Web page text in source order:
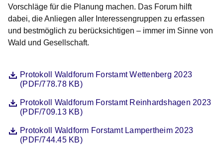
Vorschläge für die Planung machen. Das Forum hilft
dabei, die Anliegen aller Interessengruppen zu erfassen
und bestmöglich zu berücksichtigen – immer im Sinne von
Wald und Gesellschaft.
DateiProtokoll Waldforum Forstamt Wettenberg 2023
(PDF/778.78 KB)
Öffnet sich in einem neuen Fenster
DateiProtokoll Waldforum Forstamt Reinhardshagen 2023
(PDF/709.13 KB)
Öffnet sich in einem neuen Fenster
DateiProtokoll Waldform Forstamt Lampertheim 2023
(PDF/744.45 KB)
Öffnet sich in einem neuen Fenster